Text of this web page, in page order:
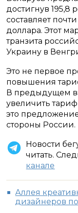
достигнув 195,8
составляет
доллара. Этот
транзита
Украину в
Это не первое
повышения
В предыдущем
увеличить
это
стороны России.
Новости
читать.
канале
Аллея
дизайнеров